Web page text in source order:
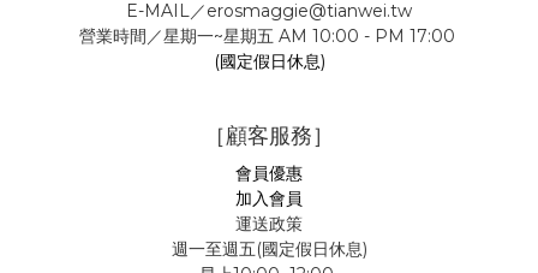
E-MAIL／erosmaggie@tianwei.tw
營業時間／星期一~星期五 AM 10:00 - PM 17:00
(國定假日休息)
［顧客服務］
會員優惠
加入會員
運送政策
週一至週五(國定假日休息)